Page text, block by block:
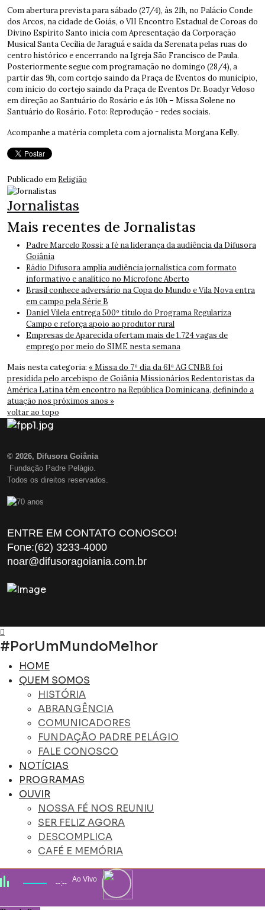
Com abertura prevista para sábado (27/4), às 21h, no Palácio Conde
dos Arcos, na cidade de Goiás, o VII Encontro Estadual de Coroas do
Divino Espírito Santo inicia com Apresentação da Corporação
Musical Santa Cecília de Jaraguá e saída da Serenata pelas ruas do
centro histórico e encerrando na Igreja São Francisco de Paula.
Posteriormente segue com programação no domingo (28/4), a
partir das 9h, com cortejo saindo da Praça de Eventos do município,
com início do cortejo saindo da Praça de Eventos Dr. Boadyr Veloso
em direção ao Santuário do Rosário e ás 10h – Missa Solene no
Santuário do Rosário. Foto: Reprodução - redes sociais.
Acompanhe a matéria completa com a jornalista Morgana Kelly.
Publicado em Religião
Jornalistas
Mais recentes de Jornalistas
Padre Marcelo Rossi: a fé na liderança da audiência da Difusora
Goiânia
Rádio Difusora amplia audiência jornalística com formato
informativo e analítico no Microfone Aberto
Brasil conhece adversário na Copa do Mundo e Vila Nova entra
em campo pela Série B
Daniel Vilela entrega 500º título do Programa Regulariza
Campo e reforça apoio ao produtor rural
Empresas de Aparecida ofertam mais de 1.724 vagas de
emprego por meio do SIME nesta semana
Mais nesta categoria: « Missa do 7º dia da 61ª AG CNBB foi
presidida pelo arcebispo de GoiâniaMissionários Redentoristas da
América Latina têm encontro na República Dominicana, definindo a
atuação nos próximos anos »
voltar ao topo
© 2026, Difusora Goiânia
Fundação Padre Pelágio.
Todos os direitos reservados.
ENTRE EM CONTATO CONOSCO!
Fone:(62) 3233-4000
noar@difusoragoiania.com.br
#PorUmMundoMelhor
HOME
QUEM SOMOS
HISTÓRIA
ABRANGÊNCIA
COMUNICADORES
FUNDAÇÃO PADRE PELÁGIO
FALE CONOSCO
NOTÍCIAS
PROGRAMAS
OUVIR
NOSSA FÉ NOS REUNIU
SER FELIZ AGORA
DESCOMPLICA
CAFÉ E MEMÓRIA
--:-- Ao Vivo